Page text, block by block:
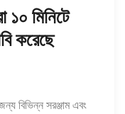
মিনিটে
করেছে
বিভিন্ন সরঞ্জাম এবং